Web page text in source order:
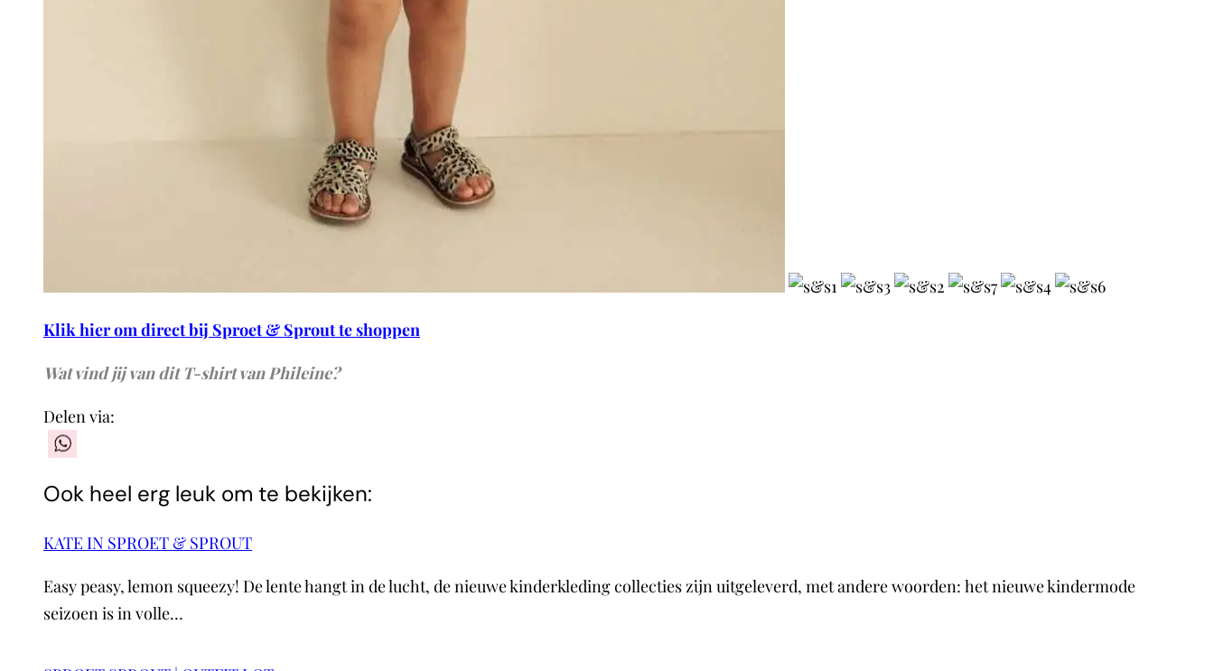
Klik hier om direct bij Sproet & Sprout te shoppen
Wat vind jij van dit T-shirt van Phileine?
Delen via:
Ook heel erg leuk om te bekijken:
KATE IN SPROET & SPROUT
Easy peasy, lemon squeezy! De lente hangt in de lucht, de nieuwe kinderkleding collecties zijn uitgeleverd, met andere woorden: het nieuwe kindermode
seizoen is in volle…